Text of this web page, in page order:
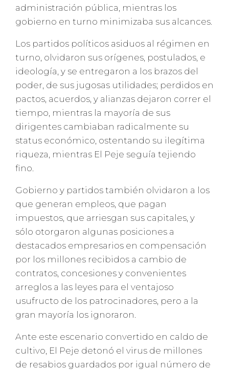
administración pública, mientras los
gobierno en turno minimizaba sus alcances.
Los partidos políticos asiduos al régimen en
turno, olvidaron sus orígenes, postulados, e
ideología, y se entregaron a los brazos del
poder, de sus jugosas utilidades; perdidos en
pactos, acuerdos, y alianzas dejaron correr el
tiempo, mientras la mayoría de sus
dirigentes cambiaban radicalmente su
status económico, ostentando su ilegítima
riqueza, mientras El Peje seguía tejiendo
fino.
Gobierno y partidos también olvidaron a los
que generan empleos, que pagan
impuestos, que arriesgan sus capitales, y
sólo otorgaron algunas posiciones a
destacados empresarios en compensación
por los millones recibidos a cambio de
contratos, concesiones y convenientes
arreglos a las leyes para el ventajoso
usufructo de los patrocinadores, pero a la
gran mayoría los ignoraron.
Ante este escenario convertido en caldo de
cultivo, El Peje detonó el virus de millones
de resabios guardados por igual número de